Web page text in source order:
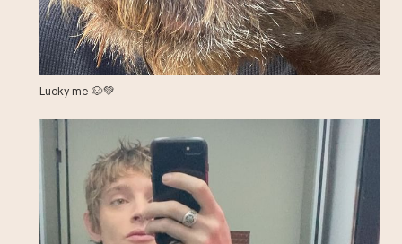
Lucky me 🐶💚